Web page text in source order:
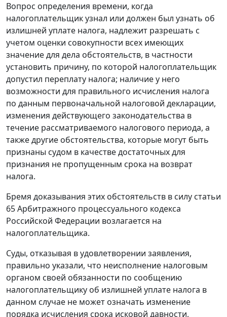
Вопрос определения времени, когда
налогоплательщик узнал или должен был узнать об
излишней уплате налога, надлежит разрешать с
учетом оценки совокупности всех имеющих
значение для дела обстоятельств, в частности
установить причину, по которой налогоплательщик
допустил переплату налога; наличие у него
возможности для правильного исчисления налога
по данным первоначальной налоговой декларации,
изменения действующего законодательства в
течение рассматриваемого налогового периода, а
также другие обстоятельства, которые могут быть
признаны судом в качестве достаточных для
признания не пропущенным срока на возврат
налога.
Бремя доказывания этих обстоятельств в силу статьи
65Арбитражного процессуального кодекса
Российской Федерации возлагается на
налогоплательщика.
Суды, отказывая в удовлетворении заявления,
правильно указали, что неисполнение налоговым
органом своей обязанности по сообщению
налогоплательщику об излишней уплате налога в
данном случае не может означать изменение
порядка исчисления срока исковой давности,